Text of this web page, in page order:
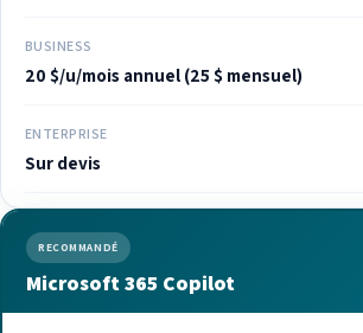
BUSINESS
20 $/u/mois annuel (25 $ mensuel)
ENTERPRISE
Sur devis
RECOMMANDÉ
Microsoft 365 Copilot